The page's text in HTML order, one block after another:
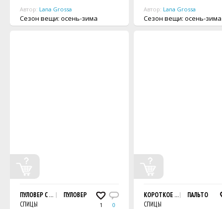
Автор: Lana Grossa
Сезон вещи: осень-зима
Автор: Lana Grossa
Сезон вещи: осень-зима
1 0
ПУЛОВЕР С ВОРОТНИКОМ "ГОЛЬФ"
ПУЛОВЕР
СПИЦЫ
КОРОТКОЕ ПАЛЬТОПАЛЬТО
СПИЦЫ